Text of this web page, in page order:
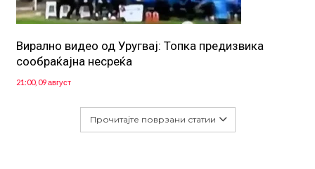
Вирално видео од Уругвај: Топка предизвика
сообраќајна несреќа
21:00, 09 август
Прочитајте поврзани статии